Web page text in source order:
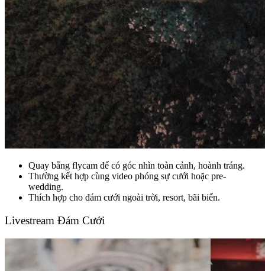
Quay bằng flycam để có góc nhìn toàn cảnh, hoành tráng.
Thường kết hợp cùng video phóng sự cưới hoặc pre-
wedding.
Thích hợp cho đám cưới ngoài trời, resort, bãi biển.
Livestream Đám Cưới